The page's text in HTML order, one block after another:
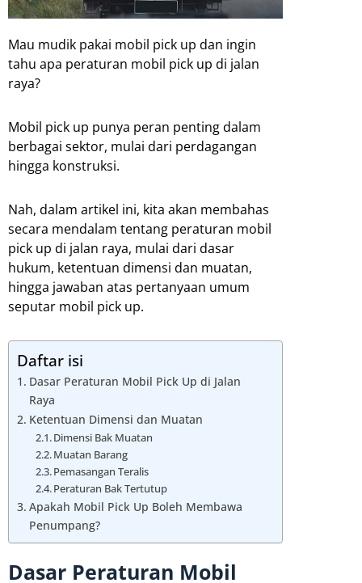
Mau mudik pakai mobil pick up dan ingin
tahu apa peraturan mobil pick up di jalan
raya?
Mobil pick up punya peran penting dalam
berbagai sektor, mulai dari perdagangan
hingga konstruksi.
Nah, dalam artikel ini, kita akan membahas
secara mendalam tentang peraturan mobil
pick up di jalan raya, mulai dari dasar
hukum, ketentuan dimensi dan muatan,
hingga jawaban atas pertanyaan umum
seputar mobil pick up.
Daftar isi
Dasar Peraturan Mobil Pick Up di Jalan
Raya
Ketentuan Dimensi dan Muatan
Dimensi Bak Muatan
Muatan Barang
Pemasangan Teralis
Peraturan Bak Tertutup
Apakah Mobil Pick Up Boleh Membawa
Penumpang?
Dasar Peraturan Mobil